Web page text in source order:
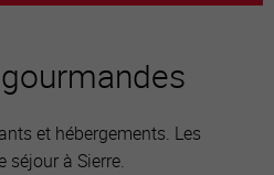
et hébergements. Les
séjour à Sierre.